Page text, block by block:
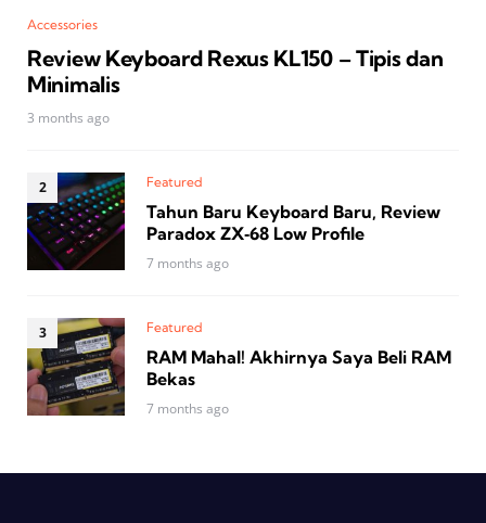
Accessories
Review Keyboard Rexus KL150 – Tipis dan
Minimalis
3 months ago
Featured
Tahun Baru Keyboard Baru, Review
Paradox ZX‑68 Low Profile
7 months ago
Featured
RAM Mahal! Akhirnya Saya Beli RAM
Bekas
7 months ago